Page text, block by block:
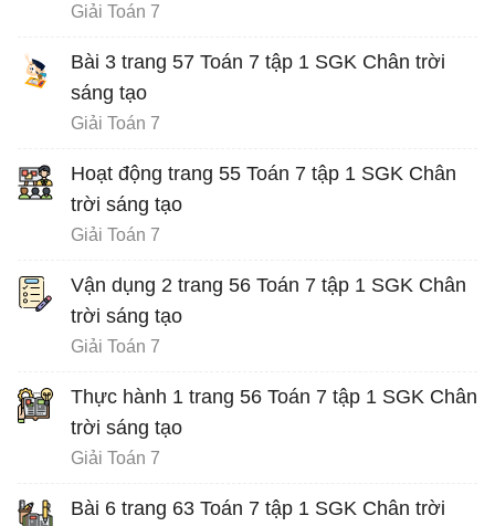
Giải Toán 7
Bài 3 trang 57 Toán 7 tập 1 SGK Chân trời
sáng tạo
Giải Toán 7
Hoạt động trang 55 Toán 7 tập 1 SGK Chân
trời sáng tạo
Giải Toán 7
Vận dụng 2 trang 56 Toán 7 tập 1 SGK Chân
trời sáng tạo
Giải Toán 7
Thực hành 1 trang 56 Toán 7 tập 1 SGK Chân
trời sáng tạo
Giải Toán 7
Bài 6 trang 63 Toán 7 tập 1 SGK Chân trời